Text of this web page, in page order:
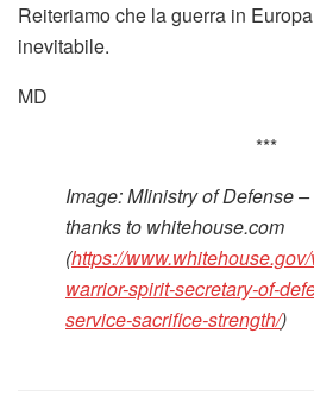
Reiteriamo che la guerra in
inevitabile.
MD
***
Image: MIinistry of Defense
thanks to whitehouse.com
(https://
warrior-spirit-secretary-of-
service-sacrifice-strength/)